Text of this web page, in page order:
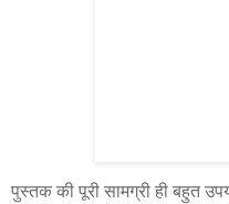
पुस्तक की पूरी सामग्री ही बहुत